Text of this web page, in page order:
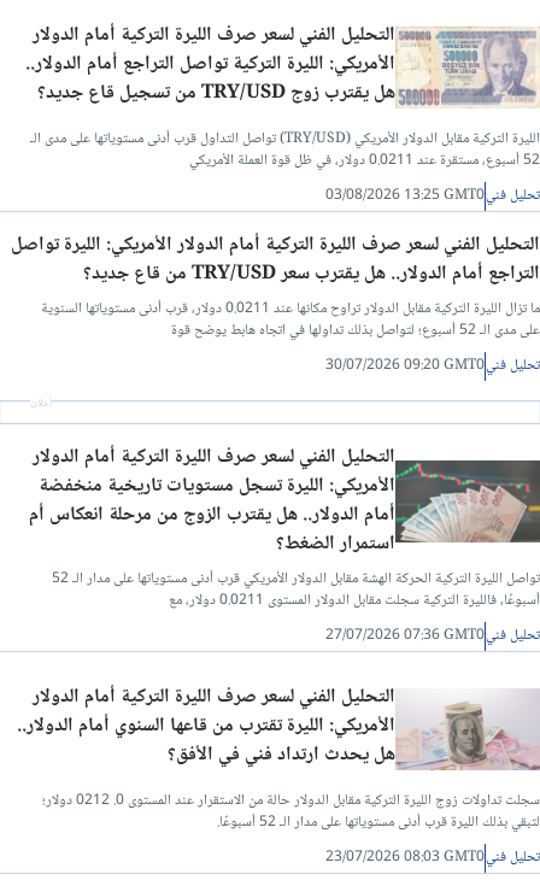
التحليل الفني لسعر صرف الليرة التركية أمام الدولار
الأمريكي: الليرة التركية تواصل التراجع أمام الدولار..
هل يقترب زوج TRY/USD من تسجيل قاع جديد؟
الليرة التركية مقابل الدولار الأمريكي (TRY/USD) تواصل التداول قرب أدنى مستوياتها على مدى الـ
52 أسبوع، مستقرة عند 0.0211 دولار، في ظل قوة العملة الأمريكي
تحليل فني03/08/2026 13:25 GMT0
التحليل الفني لسعر صرف الليرة التركية أمام الدولار الأمريكي: الليرة تواصل
التراجع أمام الدولار.. هل يقترب سعر TRY/USD من قاع جديد؟
ما تزال الليرة التركية مقابل الدولار تراوح مكانها عند 0.0211 دولار، قرب أدنى مستوياتها السنوية
على مدى الـ 52 أسبوع؛ لتواصل بذلك تداولها في اتجاه هابط يوضح قوة
تحليل فني30/07/2026 09:20 GMT0
أعلان
التحليل الفني لسعر صرف الليرة التركية أمام الدولار
الأمريكي: الليرة تسجل مستويات تاريخية منخفضة
أمام الدولار.. هل يقترب الزوج من مرحلة انعكاس أم
استمرار الضغط؟
تواصل الليرة التركية الحركة الهشة مقابل الدولار الأمريكي قرب أدنى مستوياتها على مدار الـ 52
أسبوعًا، فالليرة التركية سجلت مقابل الدولار المستوى 0.0211 دولار، مع
تحليل فني27/07/2026 07:36 GMT0
التحليل الفني لسعر صرف الليرة التركية أمام الدولار
الأمريكي: الليرة تقترب من قاعها السنوي أمام الدولار..
هل يحدث ارتداد فني في الأفق؟
سجلت تداولات زوج الليرة التركية مقابل الدولار حالة من الاستقرار عند المستوى 0. 0212 دولار؛
لتبقي بذلك الليرة قرب أدنى مستوياتها على مدار الـ 52 أسبوعًا.
تحليل فني23/07/2026 08:03 GMT0